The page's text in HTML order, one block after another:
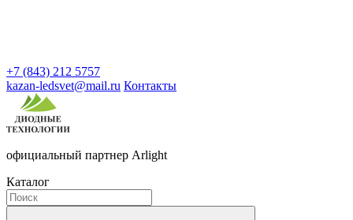
+7 (843) 212 5757
kazan-ledsvet@mail.ru Контакты
официальный партнер Arlight
Каталог